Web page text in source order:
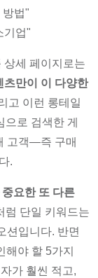
법"
기업"
상세 페이지로는
츠만이 이 다양한
고 이런 롱테일
로 검색한 게
고객—즉 구매
.
요한 또 다른
럼 단일 키워드는
션입니다. 반면
야 할 5가지
가 훨씬 적고,